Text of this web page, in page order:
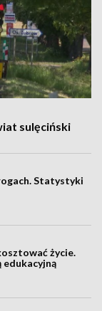
sulęciński
Statystyki
życie.
edukacyjną